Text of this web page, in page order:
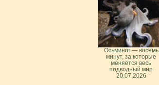
Осьминог — восемь
минут, за которые
меняется весь
подводный мир
20.07.2026